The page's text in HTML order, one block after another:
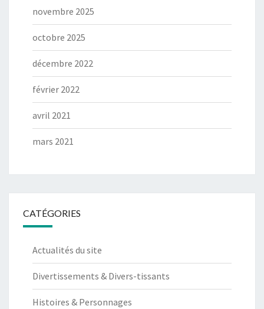
novembre 2025
octobre 2025
décembre 2022
février 2022
avril 2021
mars 2021
CATÉGORIES
Actualités du site
Divertissements & Divers-tissants
Histoires & Personnages